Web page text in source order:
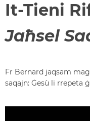
It-Tieni
Jaħsel
Fr Bernard jaqsam
saqajn: Ġesù li rrepeta